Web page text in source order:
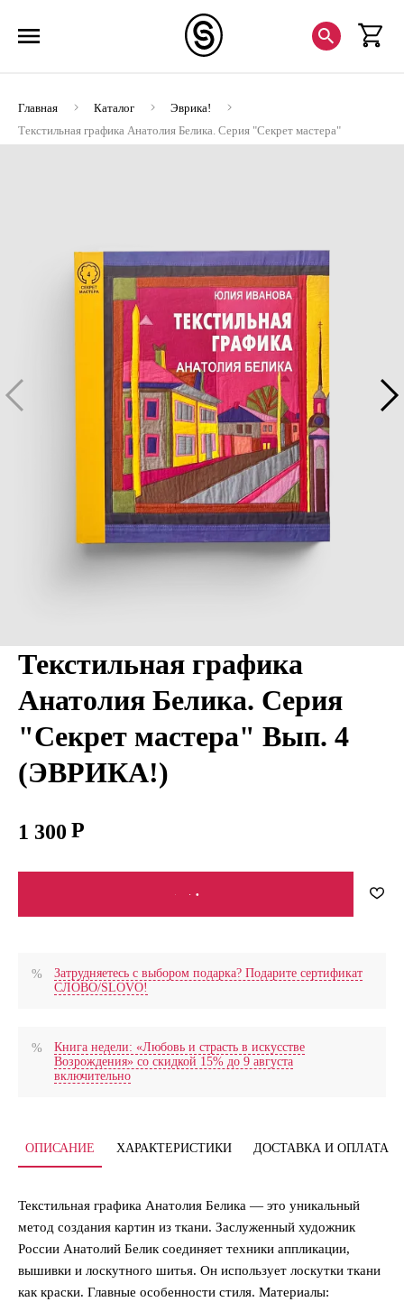
Главная Каталог
Эврика!
Текстильная графика Анатолия Белика. Серия "Секрет мастера"
Вып. 4 (ЭВРИКА!)
Текстильная графика
Анатолия Белика. Серия
"Секрет мастера" Вып. 4
(ЭВРИКА!)
1 300
В КОРЗИНУ
Затрудняетесь с выбором подарка? Подарите сертификат
СЛОВО/SLOVO!
Книга недели: «Любовь и страсть в искусстве
Возрождения» со скидкой 15% до 9 августа
включительно
ОПИСАНИЕ ХАРАКТЕРИСТИКИ ДОСТАВКА И ОПЛАТА
Текстильная графика Анатолия Белика — это уникальный
метод создания картин из ткани. Заслуженный художник
России Анатолий Белик соединяет техники аппликации,
вышивки и лоскутного шитья. Он использует лоскутки ткани
как краски. Главные особенности стиля. Материалы: